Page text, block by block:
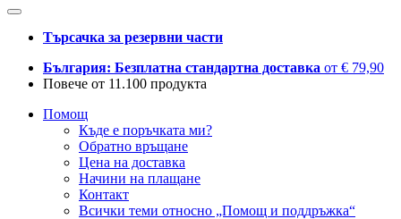
Търсачка за резервни части
България: Безплатна стандартна доставка от € 79,90
Повече от 11.100 продукта
Помощ
Къде е поръчката ми?
Обратно връщане
Цена на доставка
Начини на плащане
Контакт
Всички теми относно „Помощ и поддръжка“